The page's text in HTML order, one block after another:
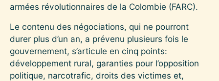
armées révolutionnaires de la Colombie (FARC).
Le contenu des négociations, qui ne pourront
durer plus d’un an, a prévenu plusieurs fois le
gouvernement, s’articule en cinq points:
développement rural, garanties pour l’opposition
politique, narcotrafic, droits des victimes et,